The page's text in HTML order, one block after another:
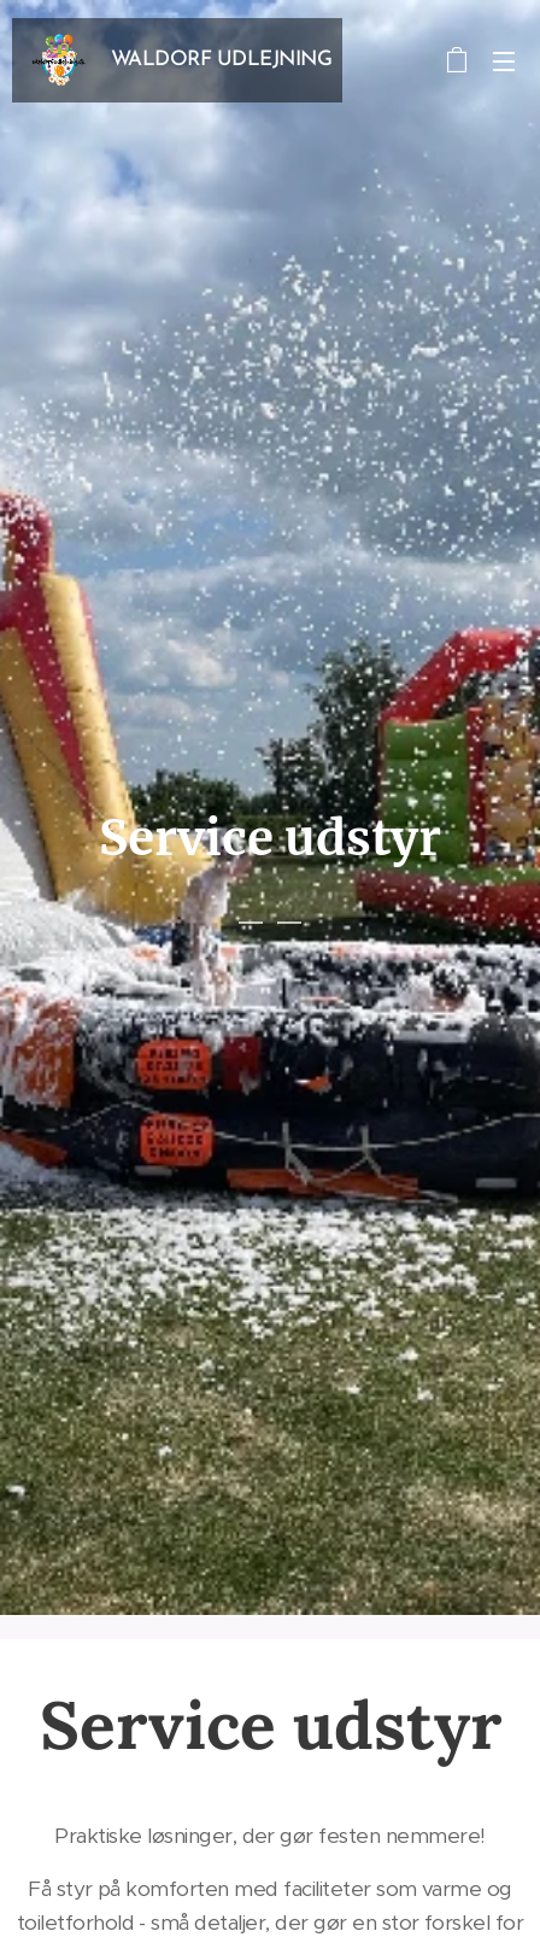
WALDORF UDLEJNING
Service udstyr
Service udstyr
Praktiske løsninger, der gør festen nemmere!
Få styr på komforten med faciliteter som varme og
toiletforhold - små detaljer, der gør en stor forskel for